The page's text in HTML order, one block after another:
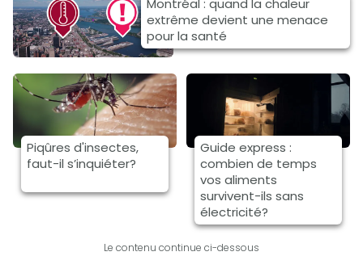
Montréal : quand la chaleur
extrême devient une menace
pour la santé
Piqûres d'insectes,
faut-il s’inquiéter?
Guide express :
combien de temps
vos aliments
survivent-ils sans
électricité?
Le contenu continue ci-dessous